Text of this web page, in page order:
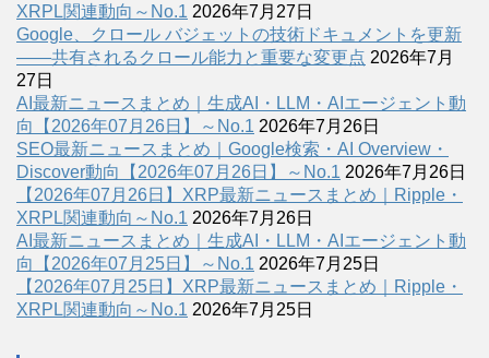
XRPL関連動向～No.1 2026年7月27日
Google、クロール バジェットの技術ドキュメントを更新
――共有されるクロール能力と重要な変更点 2026年7月
27日
AI最新ニュースまとめ｜生成AI・LLM・AIエージェント動
向【2026年07月26日】～No.1 2026年7月26日
SEO最新ニュースまとめ｜Google検索・AI Overview・
Discover動向【2026年07月26日】～No.1 2026年7月26日
【2026年07月26日】XRP最新ニュースまとめ｜Ripple・
XRPL関連動向～No.1 2026年7月26日
AI最新ニュースまとめ｜生成AI・LLM・AIエージェント動
向【2026年07月25日】～No.1 2026年7月25日
【2026年07月25日】XRP最新ニュースまとめ｜Ripple・
XRPL関連動向～No.1 2026年7月25日